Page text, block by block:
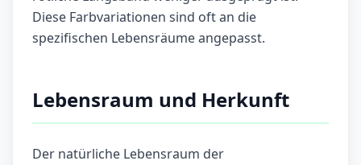
Diese Farbvariationen sind oft an die
spezifischen Lebensräume angepasst.
Lebensraum und Herkunft
Der natürliche Lebensraum der